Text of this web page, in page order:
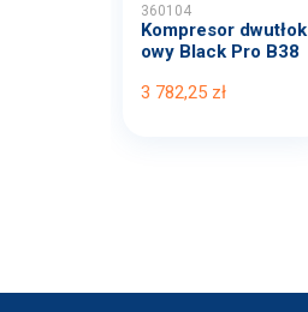
360104
Kompresor dwutłok
owy Black Pro B38
3 782,25 zł